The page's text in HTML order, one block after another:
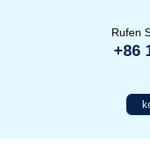
Rufen
+86